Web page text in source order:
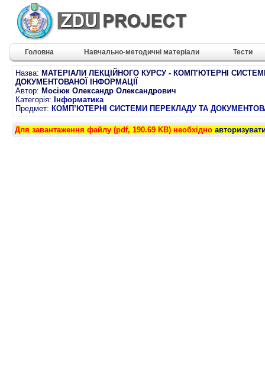
Головна Навчально-методичні матеріали Тести
Назва: МАТЕРІАЛИ ЛЕКЦІЙНОГО КУРСУ - КОМП’ЮТЕРНІ
ДОКУМЕНТОВАНОЇ ІНФОРМАЦІЇ
Автор: Мосіюк Олександр Олександрович
Категорія: Інформатика
Предмет: КОМП’ЮТЕРНІ СИСТЕМИ ПЕРЕКЛАДУ ТА
Для завантаження файлу (pdf, 190.69 KB) необхідно